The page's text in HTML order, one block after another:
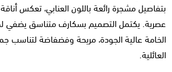
بتفاصيل مشجرة رائعة باللون العنابي، تعكس
عصرية. يكتمل التصميم بسكارف متناسق يضفي
الخامة عالية الجودة، مريحة وفضفاضة لتناسب
العائلية.